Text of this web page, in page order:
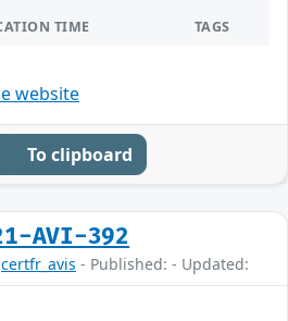
TIME TAGS
website
To clipboard
AVI-392
certfr_avis - Published: - Updated: